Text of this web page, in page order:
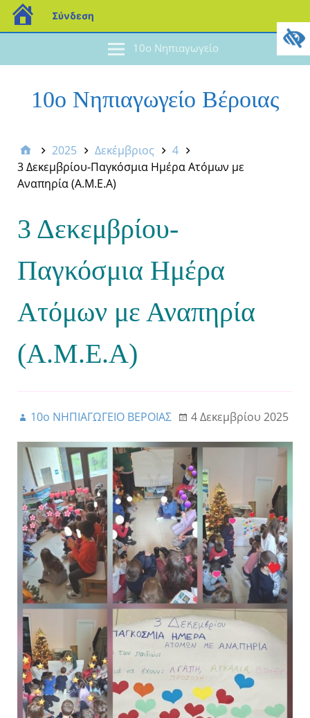
10ο Νηπιαγωγείο
10ο Νηπιαγωγείο Βέροιας
2025 Δεκέμβριος
4
3 Δεκεμβρίου-Παγκόσμια Ημέρα Ατόμων με
Αναπηρία (Α.Μ.Ε.Α)
3 Δεκεμβρίου-
Παγκόσμια Ημέρα
Ατόμων με Αναπηρία
(Α.Μ.Ε.Α)
10ο ΝΗΠΙΑΓΩΓΕΙΟ ΒΕΡΟΙΑΣ 4 Δεκεμβρίου 2025
Σύνδεση